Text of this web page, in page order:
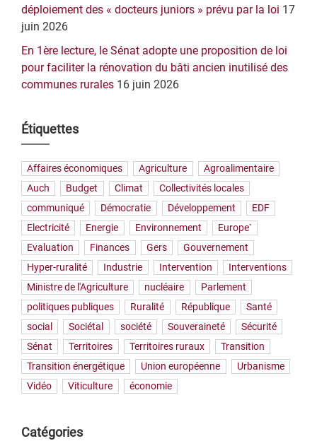
déploiement des « docteurs juniors » prévu par la loi 17
juin 2026
En 1ère lecture, le Sénat adopte une proposition de loi
pour faciliter la rénovation du bâti ancien inutilisé des
communes rurales 16 juin 2026
Étiquettes
Affaires économiques Agriculture
Agroalimentaire
Auch
Budget Climat
Collectivités locales
communiqué
Démocratie Développement
EDF
Electricité
Energie Environnement
Europe`
Evaluation
Finances Gers
Gouvernement
Hyper-ruralité
Industrie Intervention
Interventions
Ministre de l'Agriculture
nucléaire
Parlement
politiques publiques
Ruralité République
Santé
social
Sociétal société Souveraineté
Sécurité
Sénat
Territoires Territoires ruraux
Transition
Transition énergétique
Union européenne
Urbanisme
Vidéo
Viticulture économie
Catégories